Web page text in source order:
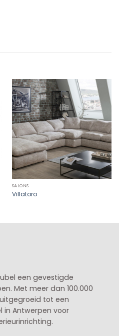
SALONS
Villatoro
een gevestigde
. Met meer dan 100.000
tot een
in Antwerpen voor